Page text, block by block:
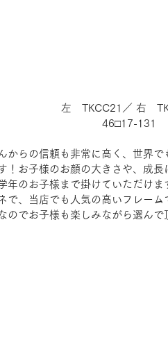
左　TKCC21／ 右　
46□17-131
からの信頼も非常に高く、世界で
！お子様のお顔の大きさや、成
年のお子様まで掛けていただけま
で、当店でも人気の高いフレーム
のでお子様も楽しみながら選んで